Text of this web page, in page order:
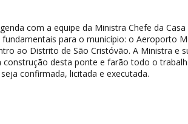
com a equipe da Ministra Chefe da
para o município: o Aeroporto
ao Distrito de São Cristóvão. A Ministra e
desta ponte e farão todo o
confirmada, licitada e executada.